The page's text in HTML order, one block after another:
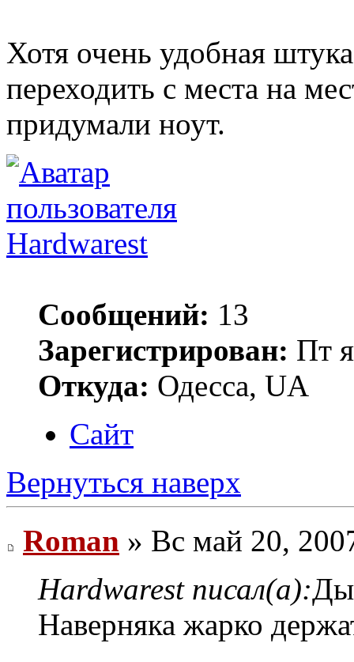
Хотя очень удобная
переходить с места на
придумали ноут.
Hardwarest
Сообщений: 13
Зарегистрирован: Пт
Откуда: Одесса, UA
Сайт
Вернуться наверх
Roman » Вс май 20,
Hardwarest писал(а):
Наверняка жарко